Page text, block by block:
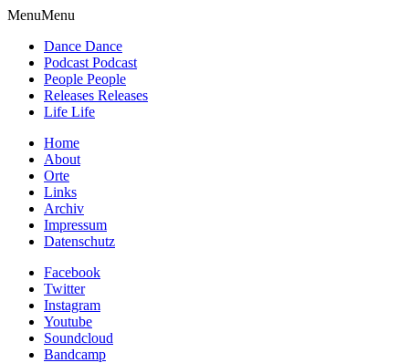
MenuMenu
Dance Dance
Podcast Podcast
People People
Releases Releases
Life Life
Home
About
Orte
Links
Archiv
Impressum
Datenschutz
Facebook
Twitter
Instagram
Youtube
Soundcloud
Bandcamp